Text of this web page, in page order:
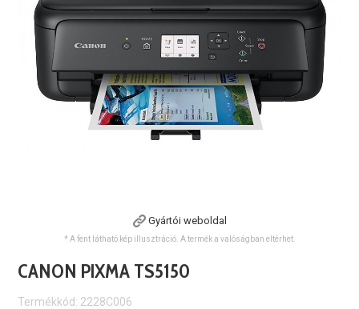
Gyártói weboldal
* A fent látható kép illusztráció. A termék a valóságban eltérhet.
CANON PIXMA TS5150
Termékkód: 2228C006